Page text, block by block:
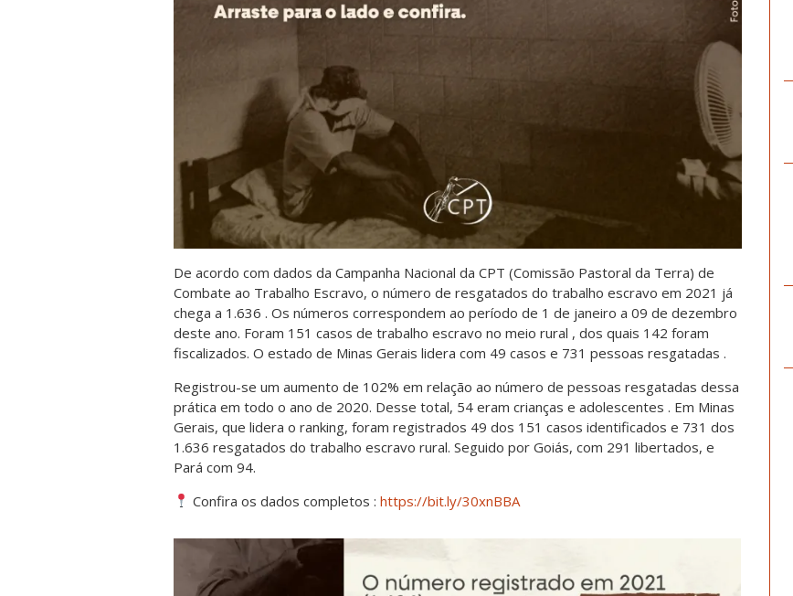
De acordo com dados da Campanha Nacional da CPT (Comissão Pastoral da Terra) de
Combate ao Trabalho Escravo, o número de resgatados do trabalho escravo em 2021 já
chega a 1.636 . Os números correspondem ao período de 1 de janeiro a 09 de dezembro
deste ano. Foram 151 casos de trabalho escravo no meio rural , dos quais 142 foram
fiscalizados. O estado de Minas Gerais lidera com 49 casos e 731 pessoas resgatadas .
Registrou-se um aumento de 102% em relação ao número de pessoas resgatadas dessa
prática em todo o ano de 2020. Desse total, 54 eram crianças e adolescentes . Em Minas
Gerais, que lidera o ranking, foram registrados 49 dos 151 casos identificados e 731 dos
1.636 resgatados do trabalho escravo rural. Seguido por Goiás, com 291 libertados, e
Pará com 94.
Confira os dados completos :https://bit.ly/30xnBBA